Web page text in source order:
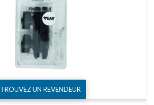
TROUVEZ UN REVENDEUR